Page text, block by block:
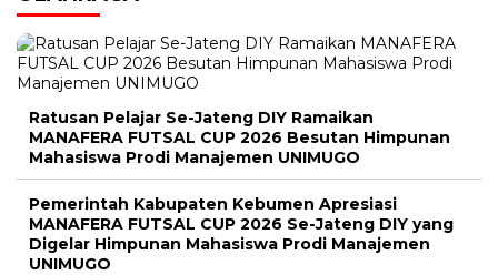
Ratusan Pelajar Se-Jateng DIY Ramaikan
MANAFERA FUTSAL CUP 2026 Besutan Himpunan
Mahasiswa Prodi Manajemen UNIMUGO
Pemerintah Kabupaten Kebumen Apresiasi
MANAFERA FUTSAL CUP 2026 Se-Jateng DIY yang
Digelar Himpunan Mahasiswa Prodi Manajemen
UNIMUGO